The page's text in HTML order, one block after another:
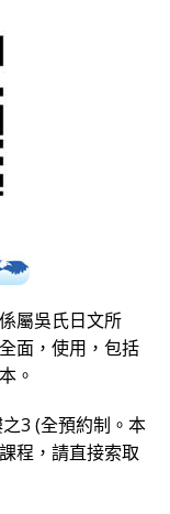
屬吳氏日文所
面，使用，包括
。
3 (全預約制。本
程，請直接索取